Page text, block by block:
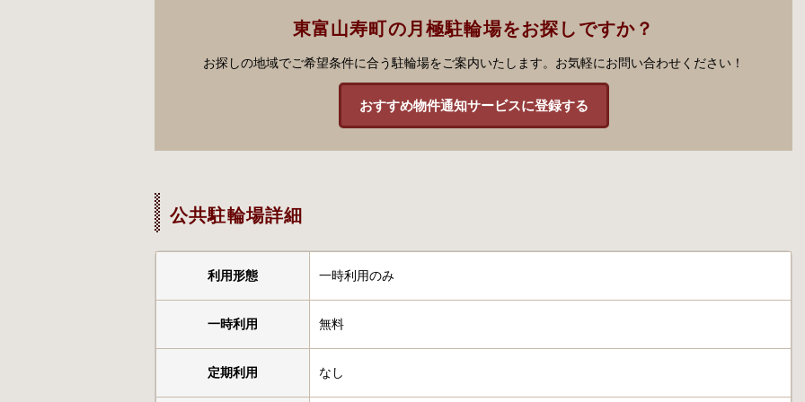
東富山寿町の月極駐輪場をお探しですか？
お探しの地域でご希望条件に合う駐輪場をご案内いたします。お気軽にお問い合わせください！
おすすめ物件通知サービスに登録する
公共駐輪場詳細
利用形態 一時利用のみ
一時利用 無料
定期利用 なし